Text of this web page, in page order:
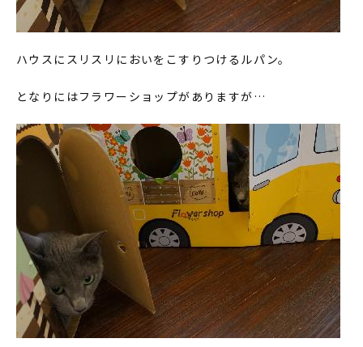
ハウスにスリスリにおいをこすりつけるルパン。
となりにはフラワーショップがありますが…